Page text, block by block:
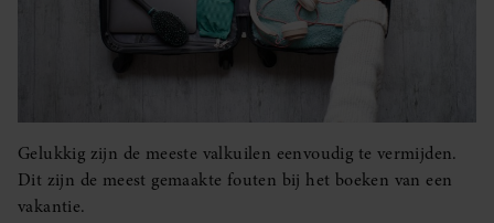
Gelukkig zijn de meeste valkuilen eenvoudig te vermijden.
Dit zijn de meest gemaakte fouten bij het boeken van een
vakantie.